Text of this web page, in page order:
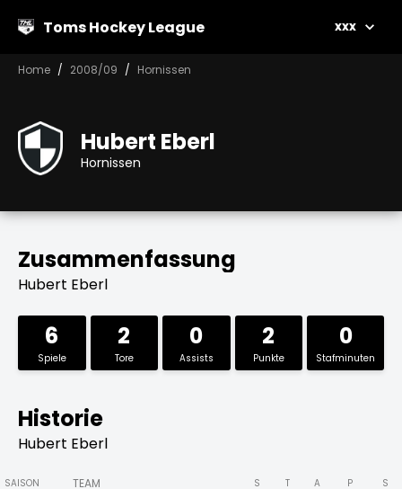
Toms Hockey League xxx
Home 2008/09 Hornissen
Hubert Eberl
Hornissen
Zusammenfassung
Hubert Eberl
6
Spiele
2
Tore
0
Assists
2
Punkte
0
Stafminuten
Historie
Hubert Eberl
SAISON TEAM S T A P S